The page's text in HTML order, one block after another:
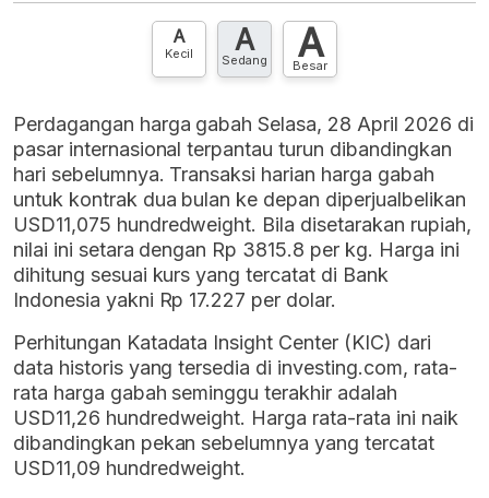
Hubungi sekarang »
A
Kecil A
Sedang A
Besar
Perdagangan harga gabah Selasa, 28 April 2026 di
pasar internasional terpantau turun dibandingkan
hari sebelumnya. Transaksi harian harga gabah
untuk kontrak dua bulan ke depan diperjualbelikan
USD11,075 hundredweight. Bila disetarakan rupiah,
nilai ini setara dengan Rp 3815.8 per kg. Harga ini
dihitung sesuai kurs yang tercatat di Bank
Indonesia yakni Rp 17.227 per dolar.
Perhitungan Katadata Insight Center (KIC) dari
data historis yang tersedia di investing.com, rata-
rata harga gabah seminggu terakhir adalah
USD11,26 hundredweight. Harga rata-rata ini naik
dibandingkan pekan sebelumnya yang tercatat
USD11,09 hundredweight.